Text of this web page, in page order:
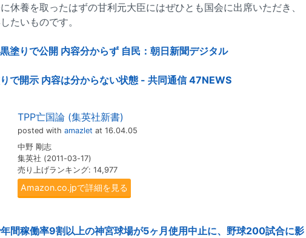
休養を取ったはずの甘利元大臣にはぜひとも国会に出席いただき、
たいものです。
塗りで公開 内容分からず 自民：朝日新聞デジタル
で開示 内容は分からない状態 - 共同通信 47NEWS
TPP亡国論 (集英社新書)
posted with amazlet at 16.04.05
中野 剛志
集英社 (2011-03-17)
売り上げランキング: 14,977
Amazon.co.jpで詳細を見る
間稼働率9割以上の神宮球場が5ヶ月使用中止に、野球200試合に影